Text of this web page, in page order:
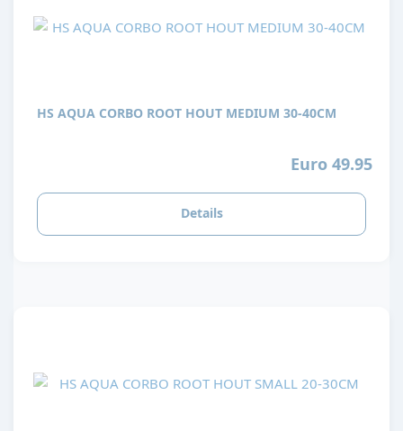
HS AQUA CORBO ROOT HOUT MEDIUM 30-40CM
Euro 49.95
Details